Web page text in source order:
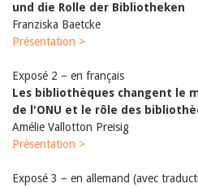
und die Rolle der Bibliotheken
Franziska Baetcke
Présentation >
Exposé 2 – en français
Les bibliothèques changent le
de l'ONU et le rôle des
Amélie Vallotton Preisig
Présentation >
Exposé 3 – en allemand (avec